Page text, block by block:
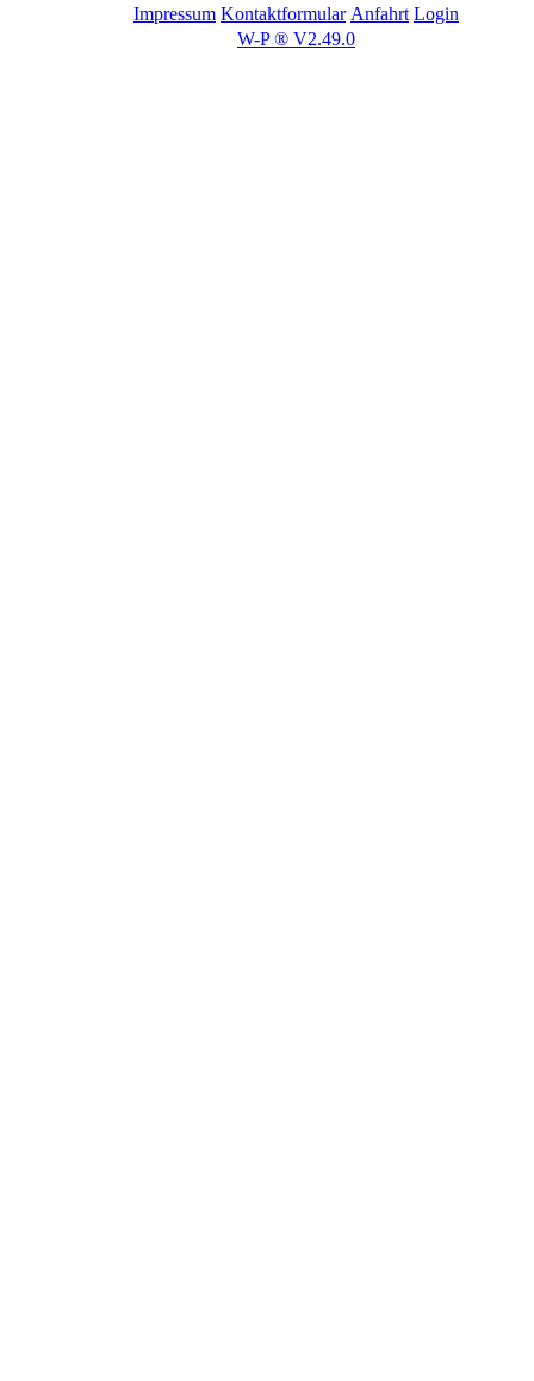
Impressum Kontaktformular Anfahrt Login
W-P ® V2.49.0